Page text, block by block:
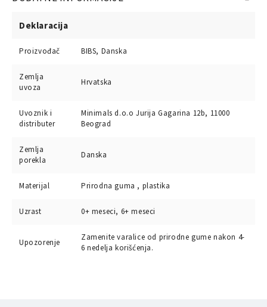
Deklaracija
Proizvođač BIBS, Danska
Zemlja
uvoza
Hrvatska
Uvoznik i
distributer
Minimals d.o.o Jurija Gagarina 12b, 11000
Beograd
Zemlja
porekla
Danska
Materijal Prirodna guma , plastika
Uzrast 0+ meseci, 6+ meseci
Upozorenje
Zamenite varalice od prirodne gume nakon 4-
6 nedelja korišćenja.